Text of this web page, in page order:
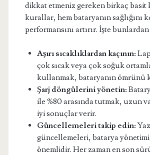
dikkat etmeniz gereken birkaç basit
kurallar, hem bataryanın sağlığını
performansını artırır. İşte bunlardan
Aşırı sıcaklıklardan kaçının:
çok sıcak veya çok soğuk
kullanmak, bataryanın ömrünü
Şarj döngülerini yönetin:
ile %80 arasında tutmak, uzun
iyi sonuçlar verir.
Güncellemeleri takip edin:
güncellemeleri, batarya
önemlidir. Her zaman en son